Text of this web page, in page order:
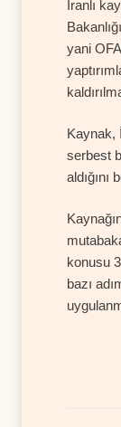
İranlı
yani
Kaynak,
serbest
aldığını
konusu
bazı